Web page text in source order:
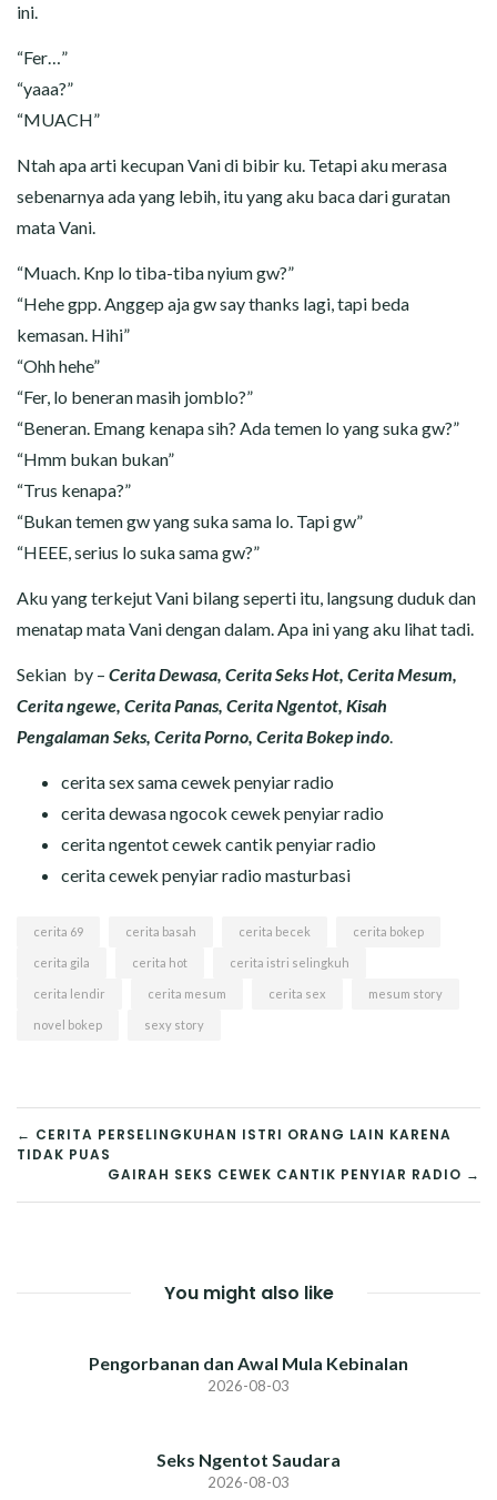
ini.
“Fer…”
“yaaa?”
“MUACH”
Ntah apa arti kecupan Vani di bibir ku. Tetapi aku merasa
sebenarnya ada yang lebih, itu yang aku baca dari guratan
mata Vani.
“Muach. Knp lo tiba-tiba nyium gw?”
“Hehe gpp. Anggep aja gw say thanks lagi, tapi beda
kemasan. Hihi”
“Ohh hehe”
“Fer, lo beneran masih jomblo?”
“Beneran. Emang kenapa sih? Ada temen lo yang suka gw?”
“Hmm bukan bukan”
“Trus kenapa?”
“Bukan temen gw yang suka sama lo. Tapi gw”
“HEEE, serius lo suka sama gw?”
Aku yang terkejut Vani bilang seperti itu, langsung duduk dan
menatap mata Vani dengan dalam. Apa ini yang aku lihat tadi.
Sekian by – Cerita Dewasa, Cerita Seks Hot, Cerita Mesum,
Cerita ngewe, Cerita Panas, Cerita Ngentot, Kisah
Pengalaman Seks, Cerita Porno, Cerita Bokep indo.
cerita sex sama cewek penyiar radio
cerita dewasa ngocok cewek penyiar radio
cerita ngentot cewek cantik penyiar radio
cerita cewek penyiar radio masturbasi
cerita 69 cerita basah cerita becek cerita bokep
cerita gila cerita hot cerita istri selingkuh
cerita lendir cerita mesum cerita sex mesum story
novel bokep sexy story
POST
NAVIGATION
← CERITA PERSELINGKUHAN ISTRI ORANG LAIN KARENA
TIDAK PUAS
GAIRAH SEKS CEWEK CANTIK PENYIAR RADIO →
You might also like
Pengorbanan dan Awal Mula Kebinalan
2026-08-03
Seks Ngentot Saudara
2026-08-03